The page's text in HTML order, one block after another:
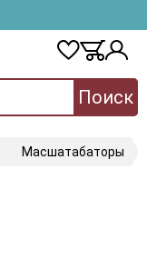
Поиск
Масшатабаторы